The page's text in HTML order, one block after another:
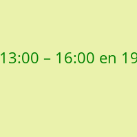
– 16:00 en